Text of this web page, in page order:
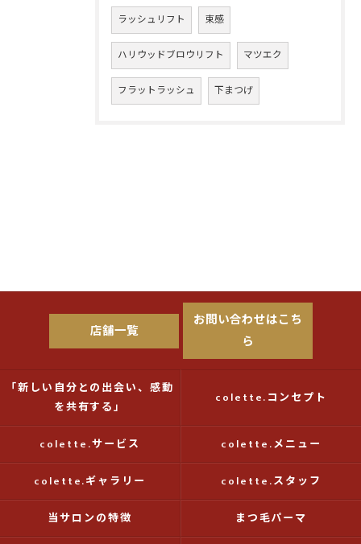
ラッシュリフト 束感
ハリウッドブロウリフト マツエク
フラットラッシュ 下まつげ
店舗一覧
お問い合わせはこち
ら
「新しい自分との出会い、感動
を共有する」
colette.コンセプト
colette.サービス colette.メニュー
colette.ギャラリー colette.スタッフ
当サロンの特徴 まつ毛パーマ